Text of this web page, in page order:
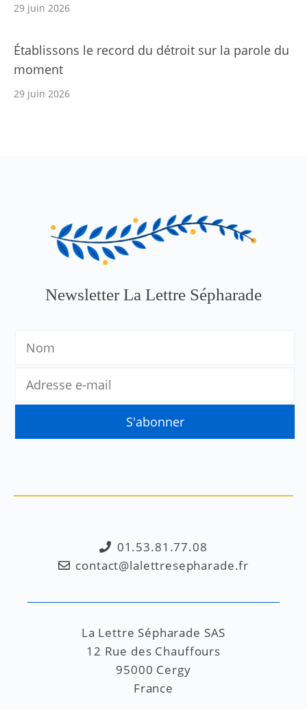
29 juin 2026
Établissons le record du détroit sur la parole du
moment
29 juin 2026
Newsletter La Lettre Sépharade
01.53.81.77.08
contact@lalettresepharade.fr
La Lettre Sépharade SAS
12 Rue des Chauffours
95000 Cergy
France